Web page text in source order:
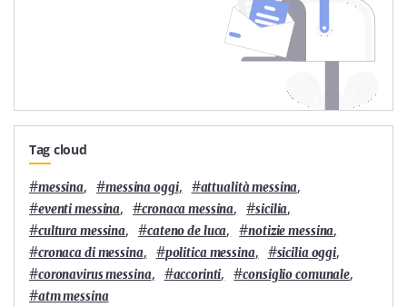
Tag cloud
#messina, #messina oggi, #attualità messina,
#eventi messina, #cronaca messina, #sicilia,
#cultura messina, #cateno de luca, #notizie messina,
#cronaca di messina, #politica messina, #sicilia oggi,
#coronavirus messina, #accorinti, #consiglio comunale,
#atm messina